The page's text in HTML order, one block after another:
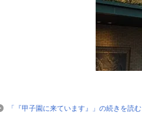
「『甲子園に来ています』」の続きを読む